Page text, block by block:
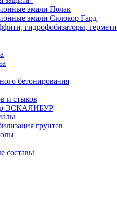
эмали Полак
эмали Силокор Гард
гидрофобизаторы,
бетонирования
и стыков
ЭСКАЛИБУР
грунтов
составы